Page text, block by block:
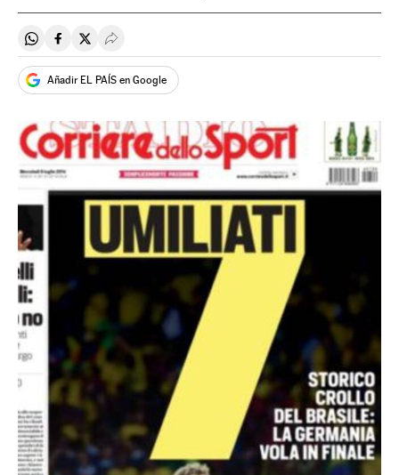
Compartir en Whatsapp
Compartir en Facebook
Compartir en Twitter
Desplegar Redes Sociales
Añadir EL PAÍS en Google